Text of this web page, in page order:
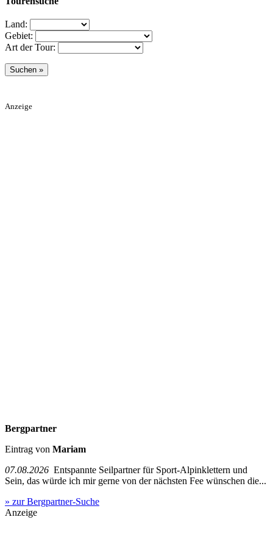
Land:
Gebiet:
Art der Tour:
Anzeige
Bergpartner
Eintrag von Mariam
07.08.2026 Entspannte Seilpartner für Sport-Alpinklettern und
Sein, das würde ich mir gerne von der nächsten Fee wünschen die...
» zur Bergpartner-Suche
Anzeige